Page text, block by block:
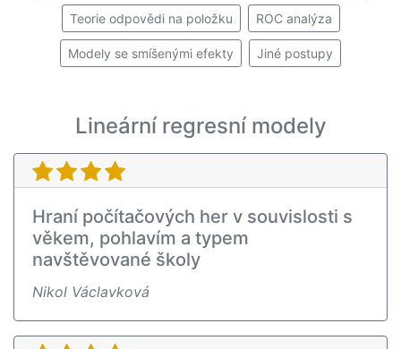
Teorie odpovědi na položku ROC analýza
Modely se smíšenými efekty Jiné postupy
Lineární regresní modely
Hraní počítačových her v souvislosti s
věkem, pohlavím a typem
navštěvované školy
Nikol Václavková